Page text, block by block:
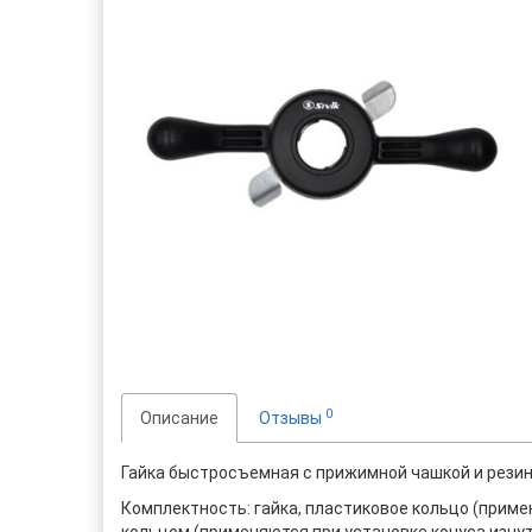
Описание Отзывы 0
Гайка быстросъемная с прижимной чашкой и
Комплектность: гайка, пластиковое кольцо